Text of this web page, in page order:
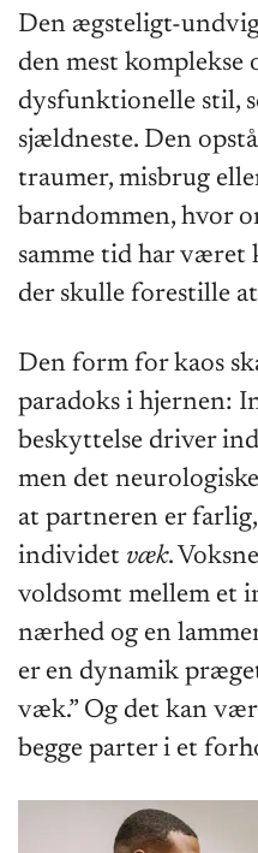
Den ægsteligt-
den mest komplekse
dysfunktionelle stil,
sjældneste. Den
traumer, misbrug
barndommen, hvor
samme tid har
der skulle forestille
Den form for kaos
paradoks i hjernen:
beskyttelse driver
men det
at partneren er
individet væk.
voldsomt mellem et
nærhed og en
er en dynamik
væk.” Og det kan
begge parter i et